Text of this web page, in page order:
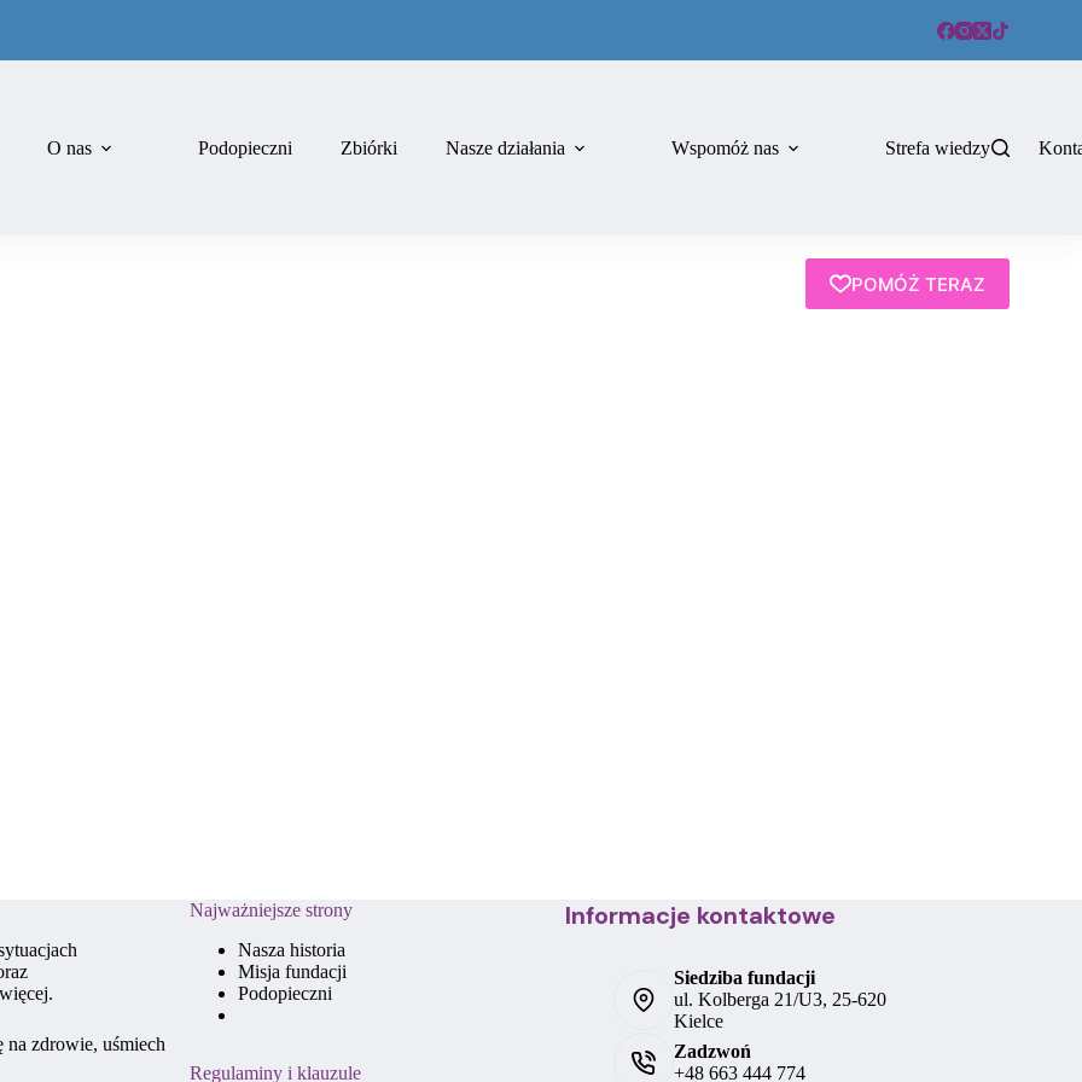
O nas Podopieczni Zbiórki Nasze działania Wspomóż nas Strefa wiedzy
POMÓŻ TERAZ
na zdrowie, uśmiech
Najważniejsze strony
Nasza historia
Misja fundacji
Podopieczni
Regulaminy i klauzule
Informacje kontaktowe
Siedziba fundacji
ul. Kolberga 21/U3, 25-620
Kielce
Zadzwoń
+48 663 444 774